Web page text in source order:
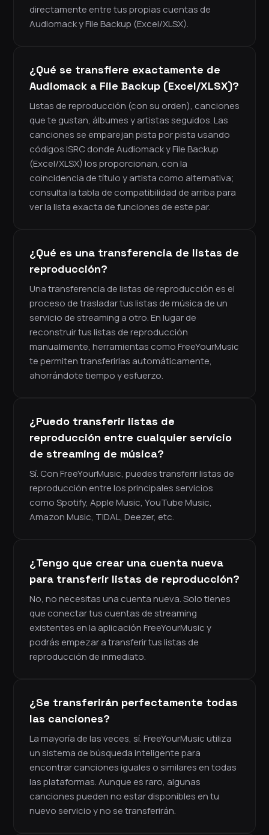
directamente entre tus propias cuentas de
Audiomack y File Backup (Excel/XLSX).
¿Qué se transfiere exactamente de
Audiomack a File Backup (Excel/XLSX)?
Listas de reproducción (con su orden), canciones
que te gustan, álbumes y artistas seguidos. Las
canciones se emparejan pista por pista usando
códigos ISRC donde Audiomack y File Backup
(Excel/XLSX) los proporcionan, con la
coincidencia de título y artista como alternativa;
consulta la tabla de compatibilidad de arriba para
ver la lista exacta de funciones de este par.
¿Qué es una transferencia de listas de
reproducción?
Una transferencia de listas de reproducción es el
proceso de trasladar tus listas de música de un
servicio de streaming a otro. En lugar de
reconstruir tus listas de reproducción
manualmente, herramientas como FreeYourMusic
te permiten transferirlas automáticamente,
ahorrándote tiempo y esfuerzo.
¿Puedo transferir listas de
reproducción entre cualquier servicio
de streaming de música?
Sí. Con FreeYourMusic, puedes transferir listas de
reproducción entre los principales servicios
como Spotify, Apple Music, YouTube Music,
Amazon Music, TIDAL, Deezer, etc.
¿Tengo que crear una cuenta nueva
para transferir listas de reproducción?
No, no necesitas una cuenta nueva. Solo tienes
que conectar tus cuentas de streaming
existentes en la aplicación FreeYourMusic y
podrás empezar a transferir tus listas de
reproducción de inmediato.
¿Se transferirán perfectamente todas
las canciones?
La mayoría de las veces, sí. FreeYourMusic utiliza
un sistema de búsqueda inteligente para
encontrar canciones iguales o similares en todas
las plataformas. Aunque es raro, algunas
canciones pueden no estar disponibles en tu
nuevo servicio y no se transferirán.